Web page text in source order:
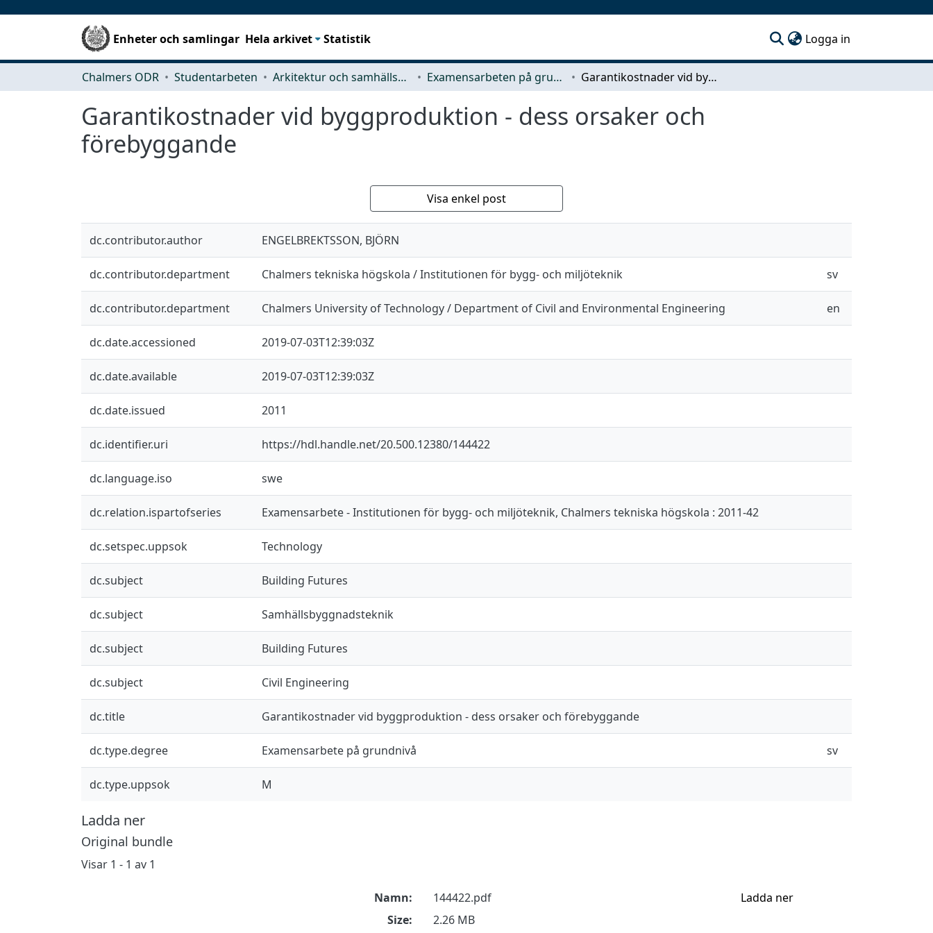
Enheter och samlingar Hela arkivet Statistik Logga in
Chalmers ODR Studentarbeten Arkitektur och samhällsbyggnadsteknik (ACE) Examensarbeten på grundnivå Garantikostnader vid byggproduktion - dess orsaker och förebyggande
Garantikostnader vid byggproduktion - dess orsaker och
förebyggande
Visa enkel post
dc.contributor.author ENGELBREKTSSON, BJÖRN
dc.contributor.department Chalmers tekniska högskola / Institutionen för bygg- och miljöteknik sv
dc.contributor.department Chalmers University of Technology / Department of Civil and Environmental Engineering en
dc.date.accessioned 2019-07-03T12:39:03Z
dc.date.available 2019-07-03T12:39:03Z
dc.date.issued 2011
dc.identifier.uri https://hdl.handle.net/20.500.12380/144422
dc.language.iso swe
dc.relation.ispartofseries Examensarbete - Institutionen för bygg- och miljöteknik, Chalmers tekniska högskola : 2011-42
dc.setspec.uppsok Technology
dc.subject Building Futures
dc.subject Samhällsbyggnadsteknik
dc.subject Building Futures
dc.subject Civil Engineering
dc.title Garantikostnader vid byggproduktion - dess orsaker och förebyggande
dc.type.degree Examensarbete på grundnivå sv
dc.type.uppsok M
Ladda ner
Original bundle
Visar 1 - 1 av 1
Namn:
144422.pdf
Size:
2.26 MB
Ladda ner